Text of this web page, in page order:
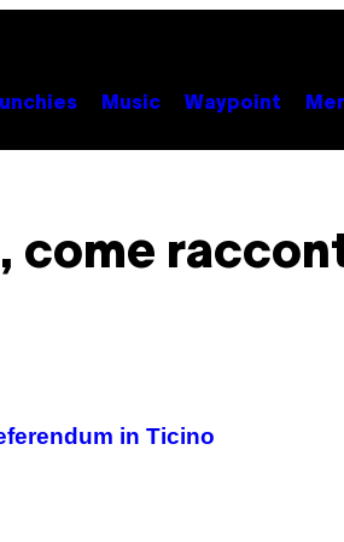
Music Waypoint
come
in Ticino